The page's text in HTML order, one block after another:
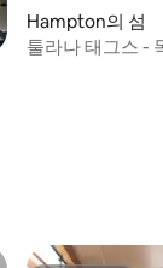
Hampton의 섬
툴라나 태그스 -